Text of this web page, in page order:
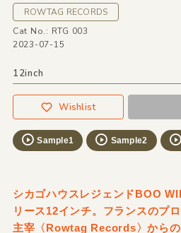
ROWTAG RECORDS
Cat No.: RTG 003
2023-07-15
12inch
Wishlist
Sample1 Sample2
シカゴハウスレジェンドBOO
リース12インチ。フランスのプ
主宰〈Rowtag Records〉からの